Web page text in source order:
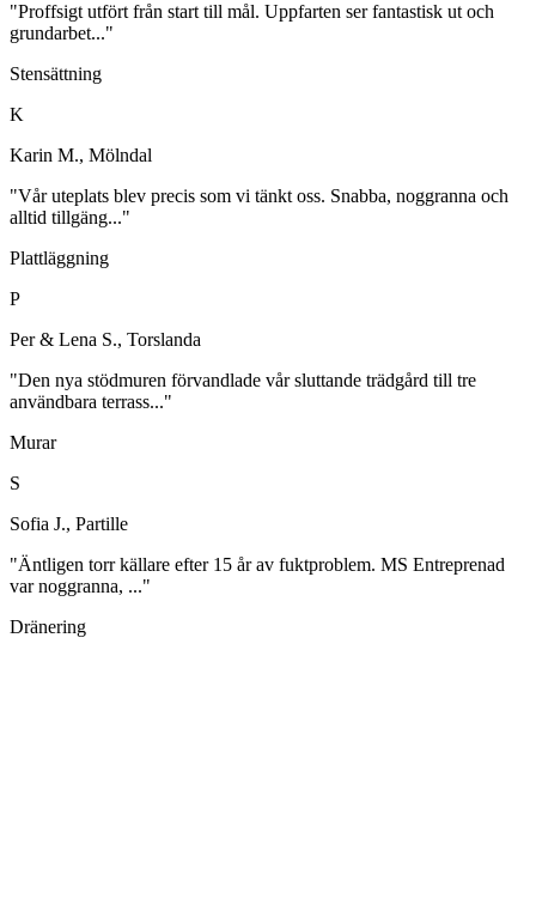
"Proffsigt utfört från start till mål. Uppfarten ser fantastisk ut och
grundarbet..."
Stensättning
K
Karin M., Mölndal
"Vår uteplats blev precis som vi tänkt oss. Snabba, noggranna och
alltid tillgäng..."
Plattläggning
P
Per & Lena S., Torslanda
"Den nya stödmuren förvandlade vår sluttande trädgård till tre
användbara terrass..."
Murar
S
Sofia J., Partille
"Äntligen torr källare efter 15 år av fuktproblem. MS Entreprenad
var noggranna, ..."
Dränering